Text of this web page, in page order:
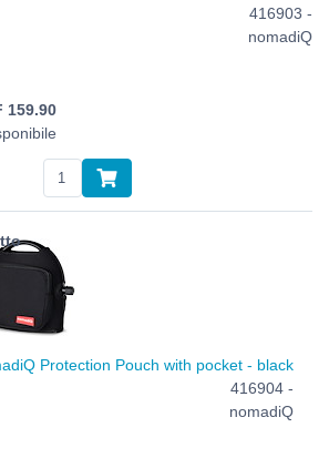
416903 -
nomadiQ
159.90
Protection Pouch with pocket - black
416904 -
nomadiQ